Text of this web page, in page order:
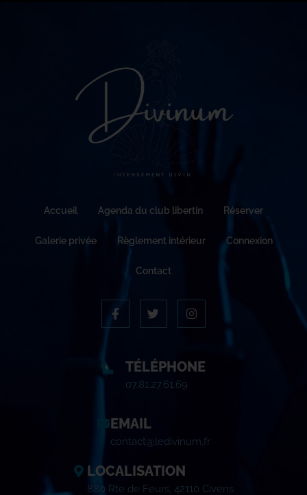
Accueil Agenda du club libertin Réserver
Galerie privée Règlement intérieur Connexion
Contact
TÉLÉPHONE
07.81.27.61.69
EMAIL
contact@ledivinum.fr
LOCALISATION
880 Rte de Feurs, 42110 Civens